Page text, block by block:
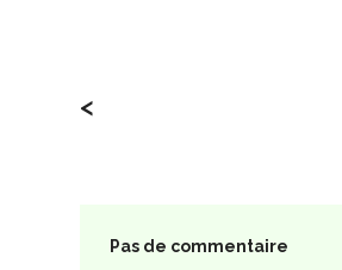
<
Pas de commentaire